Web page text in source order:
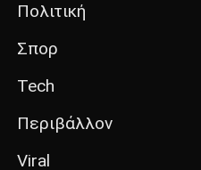
Πολιτική
Σπορ
Tech
Περιβάλλον
Viral